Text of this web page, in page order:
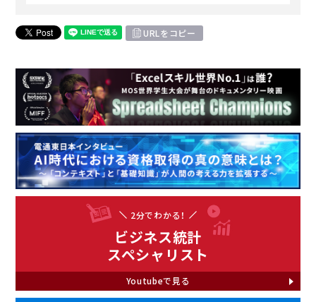
URLをコピー
2分でわかる！
ビジネス統計
スペシャリスト
Youtubeで見る